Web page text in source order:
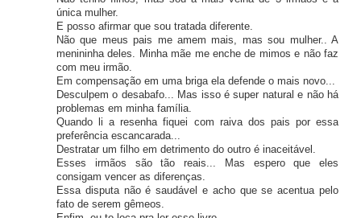
única mulher.
E posso afirmar que sou tratada diferente.
Não que meus pais me amem mais, mas sou mulher.. A
menininha deles. Minha mãe me enche de mimos e não faz
com meu irmão.
Em compensação em uma briga ela defende o mais novo...
Desculpem o desabafo... Mas isso é super natural e não há
problemas em minha família.
Quando li a resenha fiquei com raiva dos pais por essa
preferência escancarada...
Destratar um filho em detrimento do outro é inaceitável.
Esses irmãos são tão reais... Mas espero que eles
consigam vencer as diferenças.
Essa disputa não é saudável e acho que se acentua pelo
fato de serem gêmeos.